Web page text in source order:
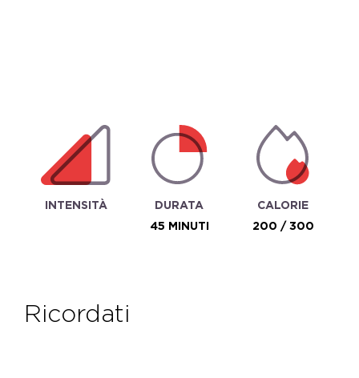
INTENSITÀ
DURATA
45 MINUTI
CALORIE
200 / 300
ricordati